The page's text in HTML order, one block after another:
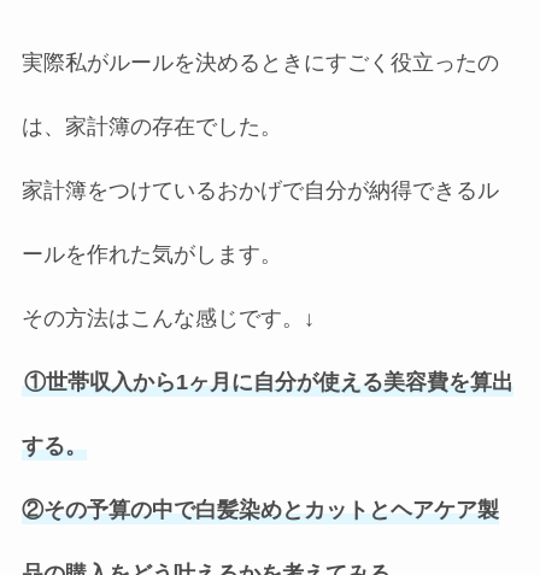
実際私がルールを決めるときにすごく役立ったの
は、家計簿の存在でした。
家計簿をつけているおかげで自分が納得できるル
ールを作れた気がします。
その方法はこんな感じです。↓
①世帯収入から1ヶ月に自分が使える美容費を算出
する。
②その予算の中で白髪染めとカットとヘアケア製